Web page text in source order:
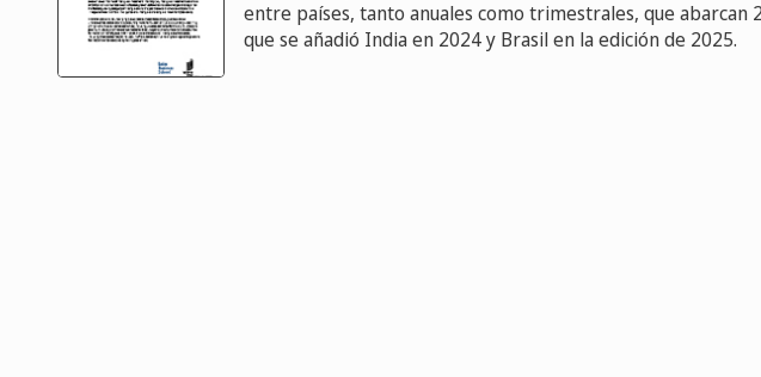
entre países, tanto anuales como trimestrales, que abarcan
que se añadió India en 2024 y Brasil en la edición de 2025.